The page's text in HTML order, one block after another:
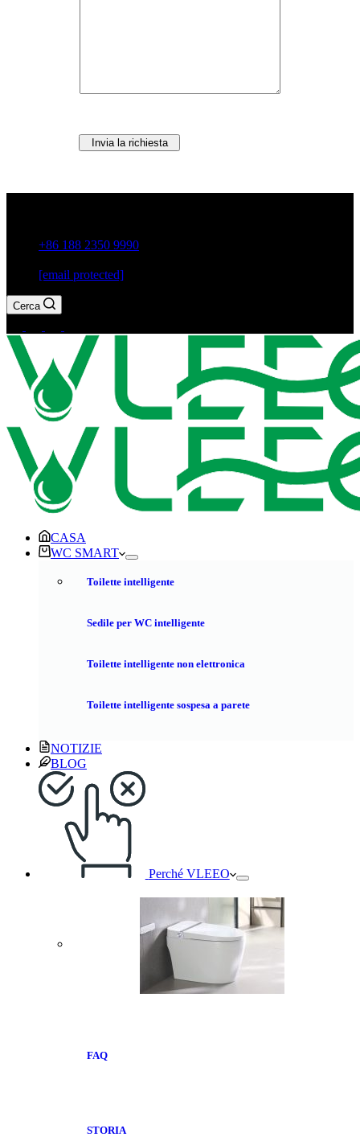
Invia la richiesta
+86 188 2350 9990
[email protected]
Cerca
CASA
WC SMART
Toilette intelligente
Sedile per WC intelligente
Toilette intelligente non elettronica
Toilette intelligente sospesa a parete
NOTIZIE
BLOG
Perché VLEEO
FAQ
STORIA